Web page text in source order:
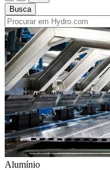
Busca
Alumínio